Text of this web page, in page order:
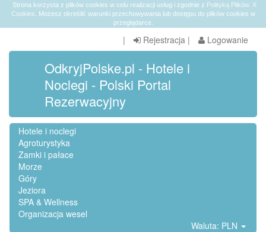
X
Strona korzysta z plików cookies w celu realizacji usług i zgodnie z Polityką Plików
Cookies . Możesz określić warunki przechowywania lub dostępu do plików cookies w
przeglądarce.
| Rejestracja | Logowanie
OdkryjPolske.pl - Hotele i
Noclegi - Polski Portal
Rezerwacyjny
Hotele i noclegi
Agroturystyka
Zamki i pałace
Morze
Góry
Jeziora
SPA & Wellness
Organizacja wesel
Waluta: PLN